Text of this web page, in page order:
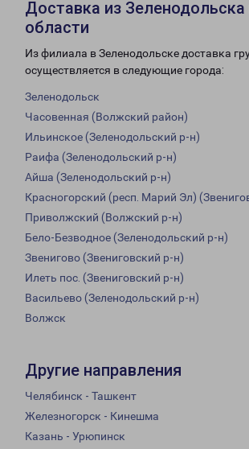
Доставка из Зеленодольска
области
Из филиала в Зеленодольске доставка
осуществляется в следующие города:
Зеленодольск
Часовенная (Волжский район)
Ильинское (Зеленодольский р-н)
Раифа (Зеленодольский р-н)
Айша (Зеленодольский р-н)
Красногорский (респ. Марий Эл)
Приволжский (Волжский р-н)
Бело-Безводное (Зеленодольский р-н)
Звенигово (Звениговский р-н)
Илеть пос. (Звениговский р-н)
Васильево (Зеленодольский р-н)
Волжск
Другие направления
Челябинск - Ташкент
Железногорск - Кинешма
Казань - Урюпинск